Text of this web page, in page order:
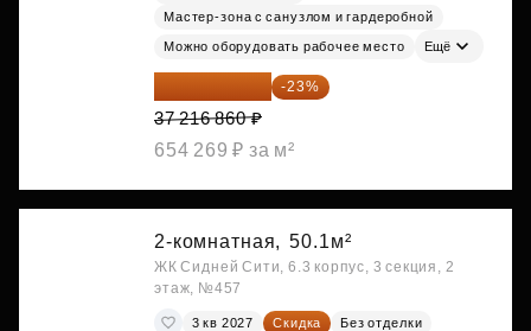
Мастер-зона с санузлом и гардеробной
Можно оборудовать рабочее место Ещё
28 656 982 ₽ -23%
37 216 860 ₽
654 269 ₽ за м²
2-комнатная, 50.1м²
ЖК Сидней Сити, 6.3 корпус, 3 секция, 2
этаж, №457
3 кв 2027 Скидка
Без отделки